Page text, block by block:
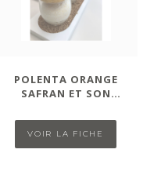
POLENTA ORANGE
SAFRAN ET SON
VOIR LA FICHE